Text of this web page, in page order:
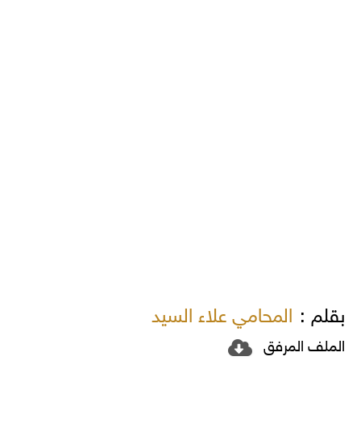
بقلم : المحامي علاء السيد
الملف المرفق